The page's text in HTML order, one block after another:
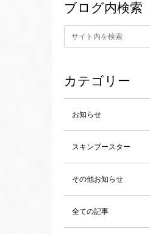
ブログ内検索
カテゴリー
お知らせ
スキンブースター
その他お知らせ
全ての記事